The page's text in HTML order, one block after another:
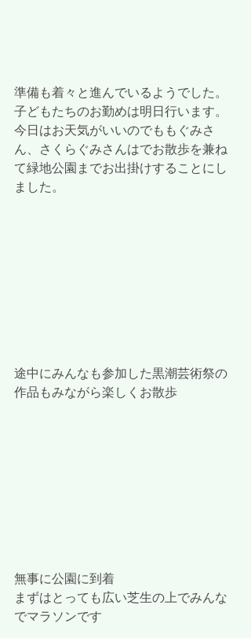
準備も着々と進んでいるようでした。
子どもたちのお勤めは明日行います。
今日はお天気がいいのでももぐみさ
ん、さくらぐみさんはでお散歩を兼ね
て緑地公園までお出掛けすることにし
ました。
途中にみんなも参加した黒潮芸術祭の
作品もみながら楽しくお散歩
無事に公園に到着
まずはとっても広い芝生の上でみんな
でマラソンです